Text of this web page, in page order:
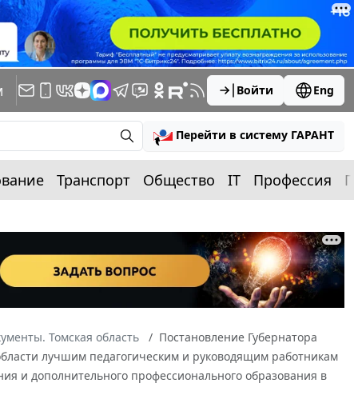
Войти Eng
Перейти в систему ГАРАНТ
Транспорт Общество IT Профессия
Томская область
Постановление Губернатора
лучшим педагогическим и руководящим работникам
и дополнительного профессионального образования в